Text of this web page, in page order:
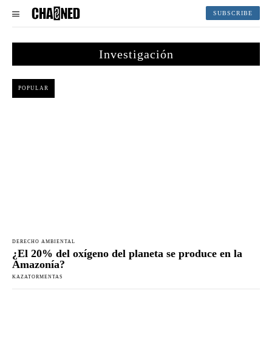
SUBSCRIBE
Investigación
POPULAR
DERECHO AMBIENTAL
¿El 20% del oxígeno del planeta se produce en la
Amazonía?
KAZATORMENTAS